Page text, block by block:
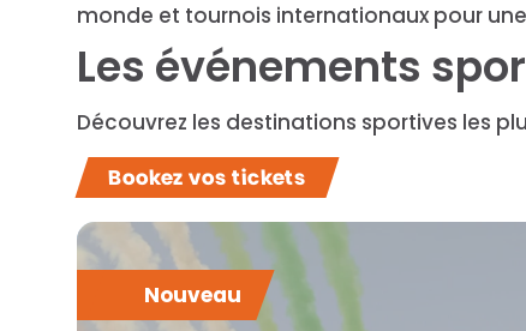
monde et tournois internationaux pour
Les événements
Découvrez les destinations sportives les
Bookez vos tickets
Nouveau